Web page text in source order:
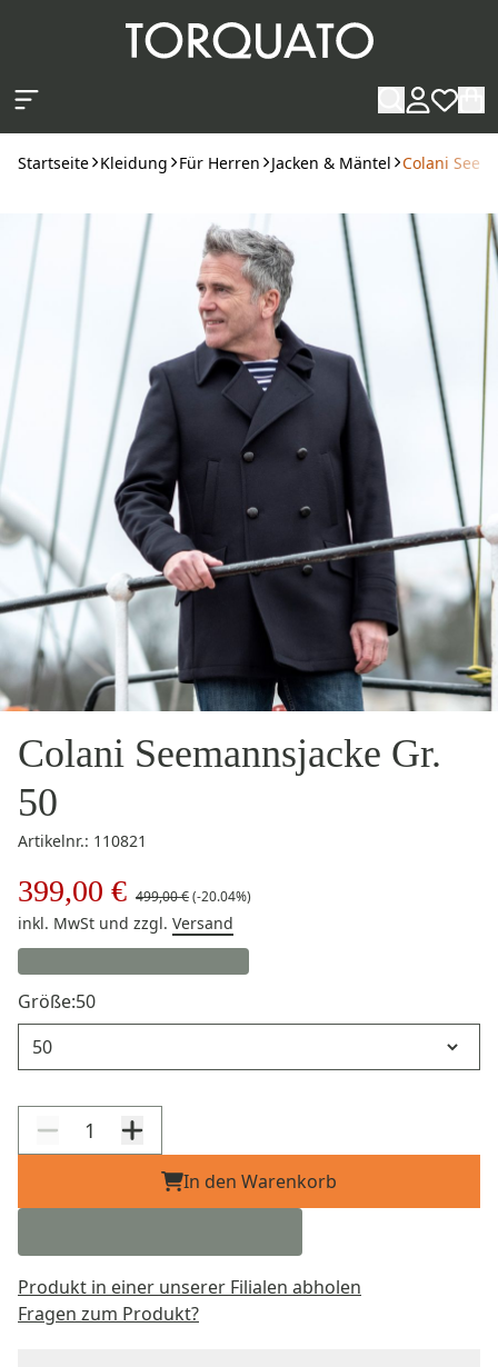
Startseite Kleidung Für Herren Jacken & Mäntel Colani
Colani Seemannsjacke Gr.
50
Artikelnr.: 110821
399,00 € 499,00 €(-20.04%)
inkl. MwSt und zzgl. Versand
Größe:50
In den Warenkorb
Produkt in einer unserer Filialen abholen
Fragen zum Produkt?